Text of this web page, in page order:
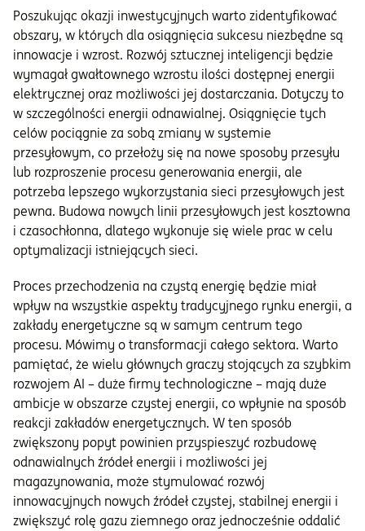
Poszukując okazji inwestycyjnych warto zidentyfikować
obszary, w których dla osiągnięcia sukcesu niezbędne są
innowacje i wzrost. Rozwój sztucznej inteligencji będzie
wymagał gwałtownego wzrostu ilości dostępnej energii
elektrycznej oraz możliwości jej dostarczania. Dotyczy to
w szczególności energii odnawialnej. Osiągnięcie tych
celów pociągnie za sobą zmiany w systemie
przesyłowym, co przełoży się na nowe sposoby przesyłu
lub rozproszenie procesu generowania energii, ale
potrzeba lepszego wykorzystania sieci przesyłowych jest
pewna. Budowa nowych linii przesyłowych jest kosztowna
i czasochłonna, dlatego wykonuje się wiele prac w celu
optymalizacji istniejących sieci.
Proces przechodzenia na czystą energię będzie miał
wpływ na wszystkie aspekty tradycyjnego rynku energii, a
zakłady energetyczne są w samym centrum tego
procesu. Mówimy o transformacji całego sektora. Warto
pamiętać, że wielu głównych graczy stojących za szybkim
rozwojem AI – duże firmy technologiczne – mają duże
ambicje w obszarze czystej energii, co wpłynie na sposób
reakcji zakładów energetycznych. W ten sposób
zwiększony popyt powinien przyspieszyć rozbudowę
odnawialnych źródeł energii i możliwości jej
magazynowania, może stymulować rozwój
innowacyjnych nowych źródeł czystej, stabilnej energii i
zwiększyć rolę gazu ziemnego oraz jednocześnie oddalić